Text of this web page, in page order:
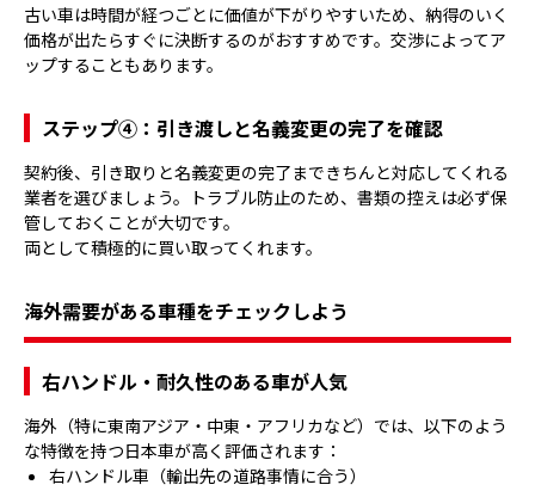
古い車は時間が経つごとに価値が下がりやすいため、納得のいく
価格が出たらすぐに決断するのがおすすめです。交渉によってア
ップすることもあります。
ステップ④：引き渡しと名義変更の完了を確認
契約後、引き取りと名義変更の完了まできちんと対応してくれる
業者を選びましょう。トラブル防止のため、書類の控えは必ず保
管しておくことが大切です。
両として積極的に買い取ってくれます。
海外需要がある車種をチェックしよう
右ハンドル・耐久性のある車が人気
海外（特に東南アジア・中東・アフリカなど）では、以下のよう
な特徴を持つ日本車が高く評価されます：
右ハンドル車（輸出先の道路事情に合う）